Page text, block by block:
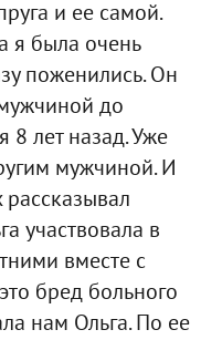
и ее самой.
я была очень
поженились. Он
до
8 лет назад. Уже
мужчиной. И
рассказывал
участвовала в
вместе с
бред больного
нам Ольга. По ее